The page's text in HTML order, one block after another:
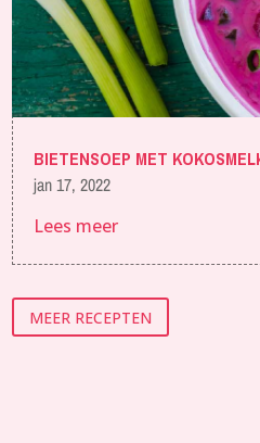
BIETENSOEP MET
jan 17, 2022
Lees meer
MEER RECEPTEN